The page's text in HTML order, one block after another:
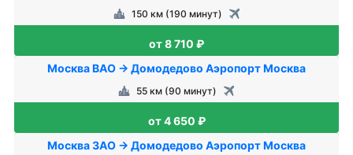
150 км (190 минут)
от 8 710 ₽
Москва ВАО → Домодедово Аэропорт Москва
55 км (90 минут)
от 4 650 ₽
Москва ЗАО → Домодедово Аэропорт Москва